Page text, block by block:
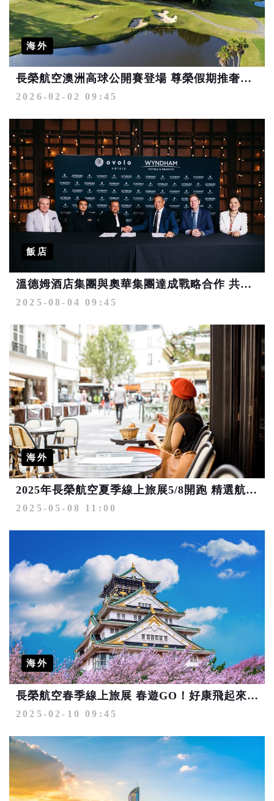
海外
長榮航空澳洲高球公開賽登場 尊榮假期推奢享揮杆體驗
2026-02-02 09:45
飯店
溫德姆酒店集團與奧華集團達成戰略合作 共拓高端酒店亞太版圖
2025-08-04 09:45
海外
2025年長榮航空夏季線上旅展5/8開跑 精選航線最低3,230元起
2025-05-08 11:00
海外
長榮航空春季線上旅展 春遊GO！好康飛起來 最低4,802元起
2025-02-10 09:45